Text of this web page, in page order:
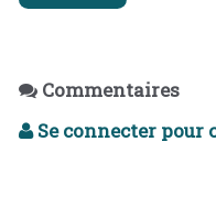
Commentaires
Se connecter pour